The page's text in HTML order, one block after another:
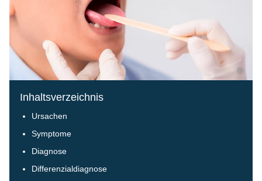
©
Inhaltsverzeichnis
Ursachen
Symptome
Diagnose
Differenzialdiagnose